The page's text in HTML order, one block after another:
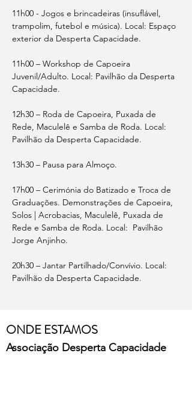
11h00 - Jogos e brincadeiras (insuflável,
trampolim, futebol e música). Local: Espaço
exterior da Desperta Capacidade.
11h00 – Workshop de Capoeira
Juvenil/Adulto. Local: Pavilhão da Desperta
Capacidade.
12h30 – Roda de Capoeira, Puxada de
Rede, Maculelê e Samba de Roda. Local:
Pavilhão da Desperta Capacidade.
13h30 – Pausa para Almoço.
17h00 – Cerimónia do Batizado e Troca de
Graduações. Demonstrações de Capoeira,
Solos | Acrobacias, Maculelê, Puxada de
Rede e Samba de Roda. Local:  Pavilhão
Jorge Anjinho.
20h30 – Jantar Partilhado/Convívio. Local:
Pavilhão da Desperta Capacidade.
ONDE ESTAMOS
Associação Desperta Capacidade